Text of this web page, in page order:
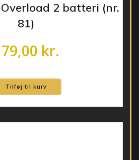
2 batteri (nr.
81)
kr.
Tilføj til kurv